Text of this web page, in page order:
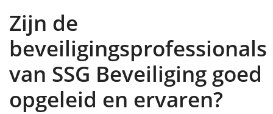
Zijn de
beveiligingsprofessionals
van SSG Beveiliging goed
opgeleid en ervaren?